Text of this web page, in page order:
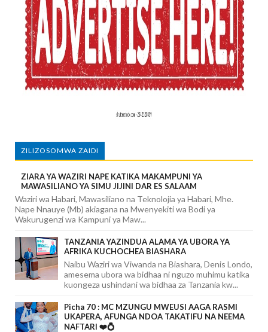
ZILIZOSOMWA ZAIDI
ZIARA YA WAZIRI NAPE KATIKA MAKAMPUNI YA
MAWASILIANO YA SIMU JIJINI DAR ES SALAAM
Waziri wa Habari, Mawasiliano na Teknolojia ya Habari, Mhe.
Nape Nnauye (Mb) akiagana na Mwenyekiti wa Bodi ya
Wakurugenzi wa Kampuni ya Maw...
TANZANIA YAZINDUA ALAMA YA UBORA YA
AFRIKA KUCHOCHEA BIASHARA
Naibu Waziri wa Viwanda na Biashara, Denis Londo,
amesema ubora wa bidhaa ni nguzo muhimu katika
kuongeza ushindani wa bidhaa za Tanzania kw...
Picha 70 : MC MZUNGU MWEUSI AAGA RASMI
UKAPERA, AFUNGA NDOA TAKATIFU NA NEEMA
NAFTARI ❤️💍